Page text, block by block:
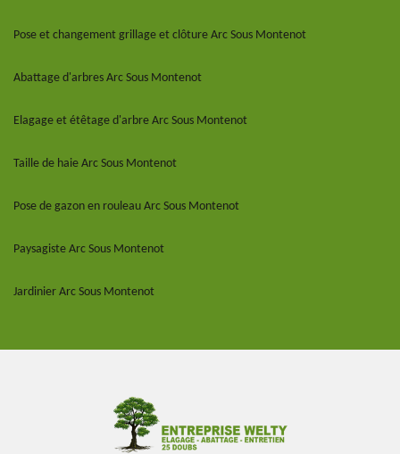
Pose et changement grillage et clôture Arc Sous Montenot
Abattage d'arbres Arc Sous Montenot
Elagage et étêtage d'arbre Arc Sous Montenot
Taille de haie Arc Sous Montenot
Pose de gazon en rouleau Arc Sous Montenot
Paysagiste Arc Sous Montenot
Jardinier Arc Sous Montenot